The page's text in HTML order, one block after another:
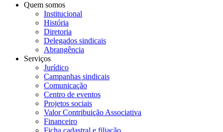
Quem somos
Institucional
História
Diretoria
Delegados sindicais
Abrangência
Serviços
Jurídico
Campanhas sindicais
Comunicação
Centro de eventos
Projetos sociais
Valor Contribuição Associativa
Financeiro